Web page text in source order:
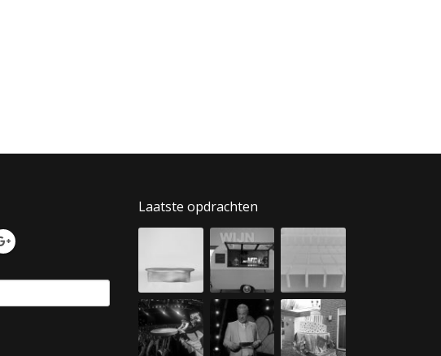
Laatste opdrachten